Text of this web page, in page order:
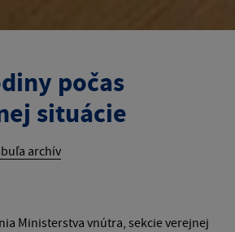
počas
situácie
archív
Ministerstva vnútra, sekcie verejnej